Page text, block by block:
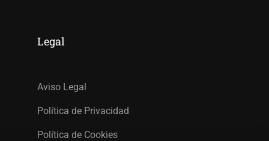
Legal
Aviso Legal
Política de Privacidad
Política de Cookies